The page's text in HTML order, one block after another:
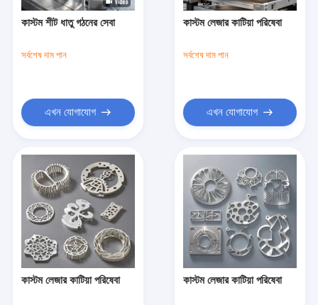
পণ্য
ভিডিও
আমাদের সম্বন্ধে
কারখানা পরিদর্শন
কাস্টম শীট ধাতু গঠনের সেবা
সর্বশেষ দাম পান
এখন যোগাযোগ
কাস্টম লেজার কাটিয়া পরিষেবা
সর্বশেষ দাম পান
এখন যোগাযোগ
কাস্টম লেজার কাটিয়া পরিষেবা কাস্টম লেজার কাটিয়া পরিষেবা